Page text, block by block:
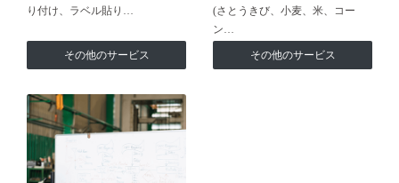
り付け、ラベル貼り…
その他のサービス
(さとうきび、小麦、米、コー
ン…
その他のサービス